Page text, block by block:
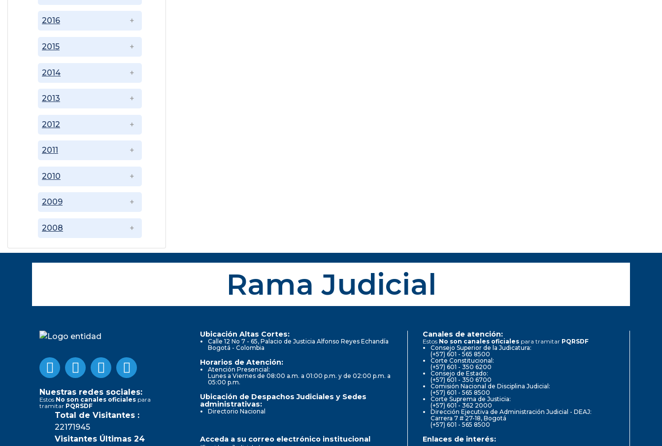
2008
2009
2010
2011
2012
2013
2014
2015
2016
Rama Judicial
Nuestras redes sociales:
Estos No son canales oficiales para
tramitar PQRSDF
Total de Visitantes :
22171945
Visitantes Últimas 24
Ubicación Altas Cortes:
Calle 12 No 7 - 65, Palacio de Justicia Alfonso Reyes Echandía
Bogotá - Colombia
Horarios de Atención:
Atención Presencial:
Lunes a Viernes de 08:00 a.m. a 01:00 p.m. y de 02:00 p.m. a
05:00 p.m.
Ubicación de Despachos Judiciales y Sedes
administrativas:
Directorio Nacional
Canales de atención:
Estos No son canales oficiales para tramitar PQRSDF
Consejo Superior de la Judicatura:
(+57) 601 - 565 8500
Corte Constitucional:
(+57) 601 - 350 6200
Consejo de Estado:
(+57) 601 - 350 6700
Comisión Nacional de Disciplina Judicial:
(+57) 601 - 565 8500
Corte Suprema de Justicia:
(+57) 601 - 362 2000
Dirección Ejecutiva de Administración Judicial - DEAJ:
Carrera 7 # 27-18, Bogotá
(+57) 601 - 565 8500
Acceda a su correo electrónico institucional Enlaces de interés: